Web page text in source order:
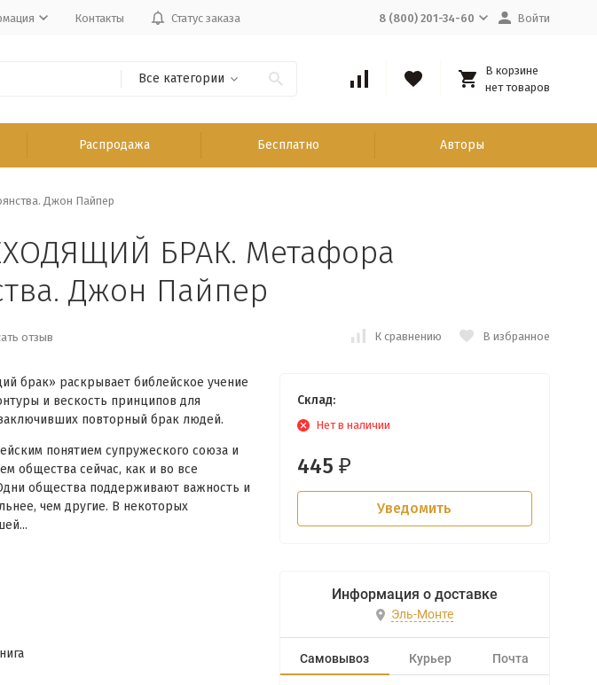
Контакты Статус заказа 8 (800) 201-34-60 Войти
Все категории
В корзине
нет товаров
Распродажа Бесплатно Авторы
Джон Пайпер
БРАК. Метафора
Джон Пайпер
отзыв К сравнению В избранное
брак» раскрывает библейское учение
и вескость принципов для
повторный брак людей.
понятием супружеского союза и
общества сейчас, как и во все
общества поддерживают важность и
чем другие. В некоторых
Склад:
Нет в наличии
445 ₽
Уведомить
Информация о доставке
Эль-Монте
Самовывоз Курьер Почта